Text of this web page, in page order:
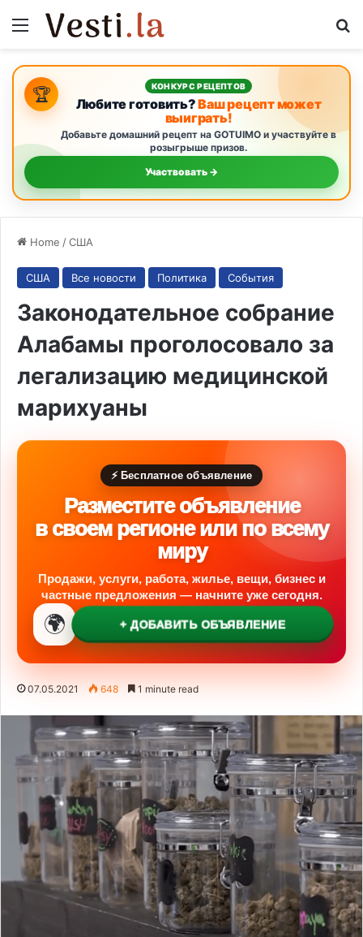
Menu
🏆 КОНКУРС РЕЦЕПТОВ
Любите готовить?Ваш рецепт может
выиграть!
Добавьте домашний рецепт на GOTUIMO и участвуйте в
розыгрыше призов.
Участвовать →
Home /США
США Все новости Политика События
Законодательное собрание
Алабамы проголосовало за
легализацию медицинской
марихуаны
⚡ Бесплатное объявление
Разместите объявление
в своем регионе или по всему
миру
Продажи, услуги, работа, жилье, вещи, бизнес и
частные предложения — начните уже сегодня.
🌍 + ДОБАВИТЬ ОБЪЯВЛЕНИЕ
07.05.2021 648 1 minute read